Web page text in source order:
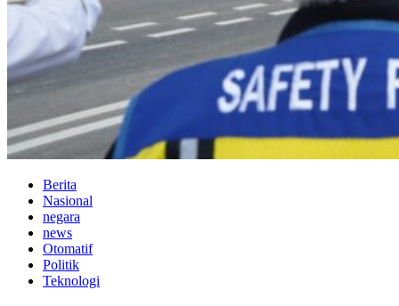
Berita
Nasional
negara
news
Otomatif
Politik
Teknologi